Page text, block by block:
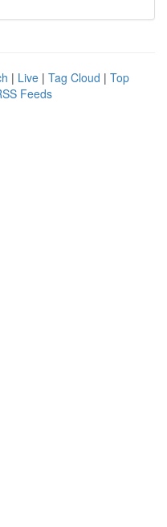
| Live | Tag Cloud | Top
Feeds